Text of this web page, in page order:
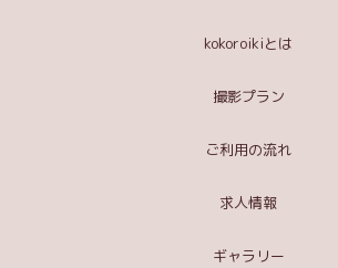
kokoroikiとは
撮影プラン
ご利用の流れ
求人情報
ギャラリー